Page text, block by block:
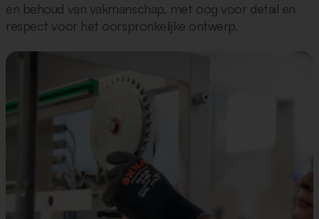
en behoud van vakmanschap, met oog voor detail en
respect voor het oorspronkelijke ontwerp.